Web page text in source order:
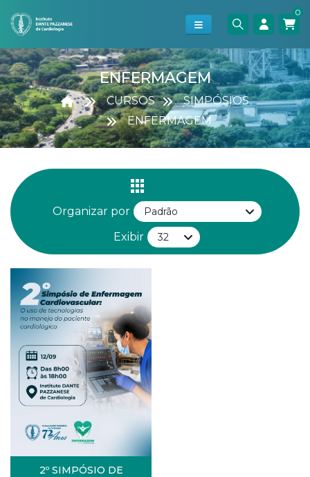
0
ENFERMAGEM
CURSOS
SIMPÓSIOS
ENFERMAGEM
Organizar por
Exibir
2º SIMPÓSIO DE